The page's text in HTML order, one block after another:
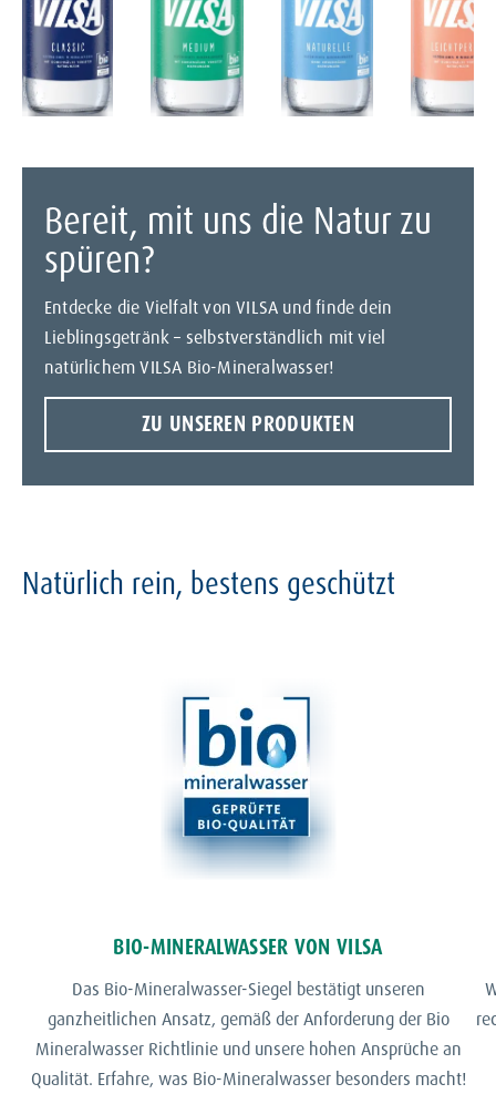
Bereit, mit uns die Natur zu
spüren?
Entdecke die Vielfalt von VILSA und finde dein
Lieblingsgetränk – selbstverständlich mit viel
natürlichem VILSA Bio-Mineralwasser!
ZU UNSEREN PRODUKTEN
Natürlich rein, bestens geschützt
BIO-MINERALWASSER VON VILSA
Das Bio-Mineralwasser-Siegel bestätigt unseren
ganzheitlichen Ansatz, gemäß der Anforderung der Bio
Mineralwasser Richtlinie und unsere hohen Ansprüche an
Qualität. Erfahre, was Bio-Mineralwasser besonders macht!